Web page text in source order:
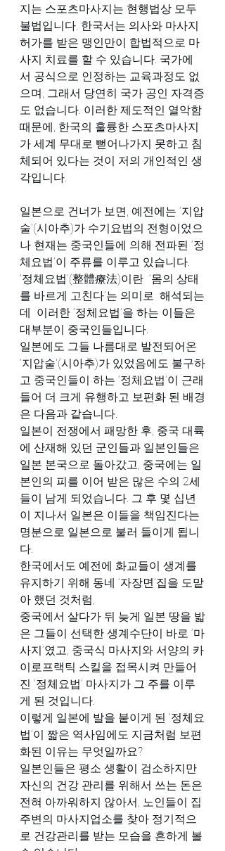
지는 스포츠마사지는 현행법상 모두
불법입니다. 한국서는 의사와 마사지
허가를 받은 맹인만이 합법적으로 마
사지 치료를 할 수 있습니다. 국가에
서 공식으로 인정하는 교육과정도 없
으며, 그래서 당연히 국가 공인 자격증
도 없습니다. 이러한 제도적인 열악함
때문에, 한국의 훌륭한 스포츠마사지
가 세계 무대로 뻗어나가지 못하고 침
체되어 있다는 것이 저의 개인적인 생
각입니다.
일본으로 건너가 보면, 예전에는 ‘지압
술'(시아추)가 수기요법의 전형이었으
나 현재는 중국인들에 의해 전파된 ‘정
체요법’이 주류를 이루고 있습니다.
‘정체요법'(整體療法)이란  ‘몸의 상태
를 바르게 고친다’는 의미로  해석되는
데  이러한 ‘정체요법’을 하는 이들은
대부분이 중국인들입니다.
일본에도 그들 나름대로 발전되어온
‘지압술'(시아추)가 있었음에도 불구하
고 중국인들이 하는 ‘정체요법’이 근래
들어 더 크게 유행하고 보편화 된 배경
은 다음과 같습니다.
일본이 전쟁에서 패망한 후, 중국 대륙
에 산재해 있던 군인들과 일본인들은
일본 본국으로 돌아갔고, 중국에는 일
본인의 피를 이어 받은 많은 수의 2세
들이 남게 되었습니다. 그 후 몇 십년
이 지나서 일본은 이들을 책임진다는
명분으로 일본으로 불러 들이게 됩니
다.
한국에서도 예전에 화교들이 생계를
유지하기 위해 동네 ‘자장면’집을 도맡
아 했던 것처럼,
중국에서 살다가 뒤 늦게 일본 땅을 밟
은 그들이 선택한 생계수단이 바로 ‘마
사지’였고, 중국식 마사지와 서양의 카
이로프랙틱 스킬을 접목시켜 만들어
진 ‘정체요법’ 마사지가 그 주를 이루
게 된 것입니다.
이렇게 일본에 발을 붙이게 된 ‘정체요
법’이 짧은 역사임에도 지금처럼 보편
화된 이유는 무엇일까요?
일본인들은 평소 생활이 검소하지만
자신의 건강 관리를 위해서 쓰는 돈은
전혀 아까워하지 않아서, 노인들이 집
주변의 마사지업소를 찾아 정기적으
로 건강관리를 받는 모습을 흔하게 볼